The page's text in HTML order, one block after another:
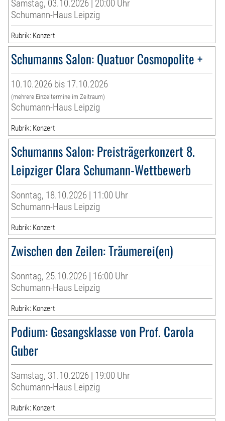
Samstag, 03.10.2026 | 20:00 Uhr
Schumann-Haus Leipzig
Rubrik: Konzert
Schumanns Salon: Quatuor Cosmopolite +
10.10.2026 bis 17.10.2026
(mehrere Einzeltermine im Zeitraum)
Schumann-Haus Leipzig
Rubrik: Konzert
Schumanns Salon: Preisträgerkonzert 8.
Leipziger Clara Schumann-Wettbewerb
Sonntag, 18.10.2026 | 11:00 Uhr
Schumann-Haus Leipzig
Rubrik: Konzert
Zwischen den Zeilen: Träumerei(en)
Sonntag, 25.10.2026 | 16:00 Uhr
Schumann-Haus Leipzig
Rubrik: Konzert
Podium: Gesangsklasse von Prof. Carola
Guber
Samstag, 31.10.2026 | 19:00 Uhr
Schumann-Haus Leipzig
Rubrik: Konzert